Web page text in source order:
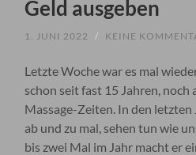
Geld ausgeben
1. JUNI 2022 / KEINE
Letzte Woche war es mal
schon seit fast 15 Jahren, noch
Massage-Zeiten. In den
ab und zu mal, sehen tun wie
bis zwei Mal im Jahr macht er